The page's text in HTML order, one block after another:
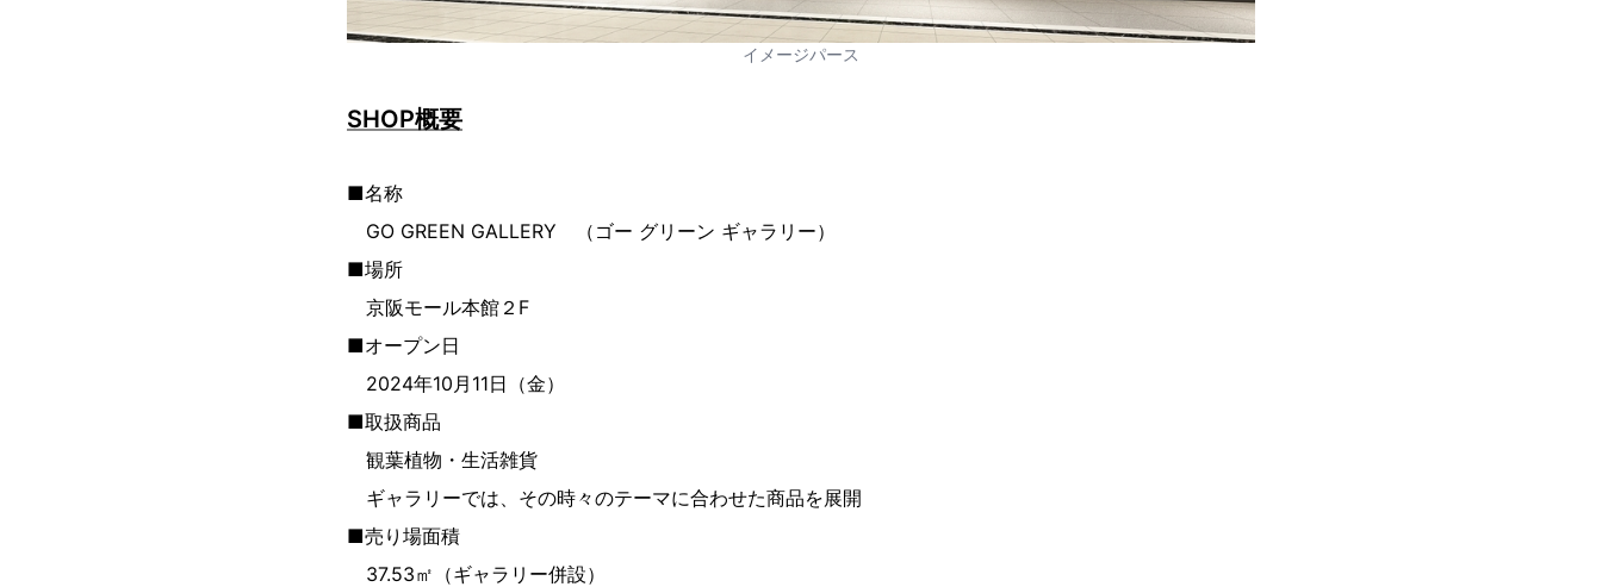
イメージパース
SHOP概要
■名称
GO GREEN GALLERY （ゴー グリーン ギャラリー）
■場所
京阪モール本館２F
■オープン日
2024年10月11日（金）
■取扱商品
観葉植物・生活雑貨
ギャラリーでは、その時々のテーマに合わせた商品を展開
■売り場面積
37.53㎡（ギャラリー併設）